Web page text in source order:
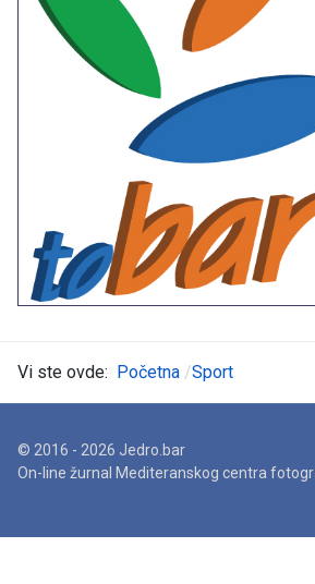
Vi ste ovde: Početna Sport
© 2016 - 2026 Jedro.bar
On-line žurnal Mediteranskog centra